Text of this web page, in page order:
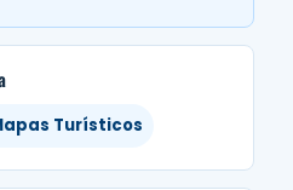
Turísticos